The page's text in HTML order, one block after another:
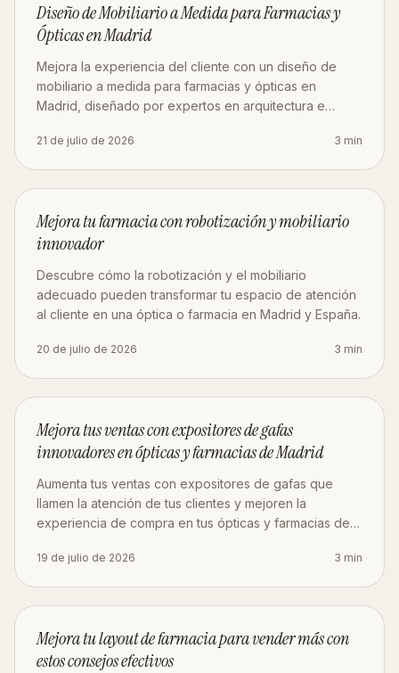
Diseño de Mobiliario a Medida para Farmacias y
Ópticas en Madrid
Mejora la experiencia del cliente con un diseño de
mobiliario a medida para farmacias y ópticas en
Madrid, diseñado por expertos en arquitectura e
21 de julio de 2026 3 min
Mejora tu farmacia con robotización y mobiliario
innovador
Descubre cómo la robotización y el mobiliario
adecuado pueden transformar tu espacio de atención
al cliente en una óptica o farmacia en Madrid y España.
20 de julio de 2026 3 min
Mejora tus ventas con expositores de gafas
innovadores en ópticas y farmacias de Madrid
Aumenta tus ventas con expositores de gafas que
llamen la atención de tus clientes y mejoren la
experiencia de compra en tus ópticas y farmacias de
19 de julio de 2026 3 min
Mejora tu layout de farmacia para vender más con
estos consejos efectivos